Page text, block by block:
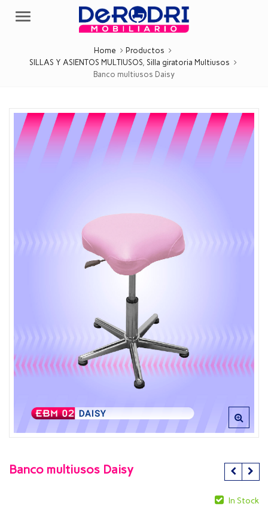
Menu
Home
Productos
SILLAS Y ASIENTOS MULTIUSOS, Silla giratoria Multiusos
Banco multiusos Daisy
Banco multiusos Daisy
In Stock